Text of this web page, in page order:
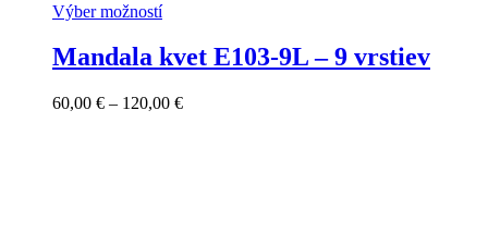
Výber možností
Mandala kvet E103-9L – 9 vrstiev
60,00 € – 120,00 €Price